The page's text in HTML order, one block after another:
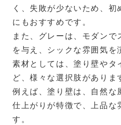
く、失敗が少ないため、
にもおすすめです。
また、グレーは、モダンで
を与え、シックな雰囲気を
素材としては、塗り壁やタ
ど、様々な選択肢がありま
例えば、塗り壁は、自然な
仕上がりが特徴で、上品な
す。